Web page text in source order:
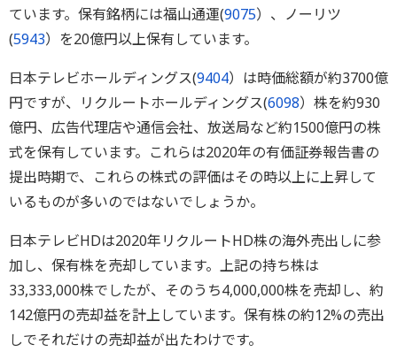
ています。保有銘柄には福山通運(9075）、ノーリツ
(5943）を20億円以上保有しています。
日本テレビホールディングス(9404）は時価総額が約3700億
円ですが、リクルートホールディングス(6098）株を約930
億円、広告代理店や通信会社、放送局など約1500億円の株
式を保有しています。これらは2020年の有価証券報告書の
提出時期で、これらの株式の評価はその時以上に上昇して
いるものが多いのではないでしょうか。
日本テレビHDは2020年リクルートHD株の海外売出しに参
加し、保有株を売却しています。上記の持ち株は
33,333,000株でしたが、そのうち4,000,000株を売却し、約
142億円の売却益を計上しています。保有株の約12%の売出
しでそれだけの売却益が出たわけです。